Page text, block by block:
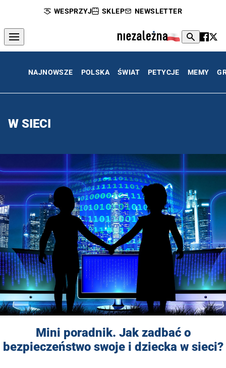
WESPRZYJ SKLEP NEWSLETTER
NAJNOWSZE POLSKA ŚWIAT PETYCJE MEMY
W SIECI
Mini poradnik. Jak zadbać o
bezpieczeństwo swoje i dziecka w sieci?